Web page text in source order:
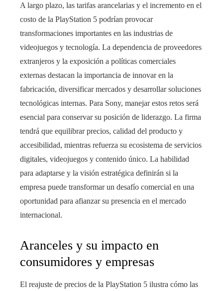
A largo plazo, las tarifas arancelarias y el incremento en el
costo de la PlayStation 5 podrían provocar
transformaciones importantes en las industrias de
videojuegos y tecnología. La dependencia de proveedores
extranjeros y la exposición a políticas comerciales
externas destacan la importancia de innovar en la
fabricación, diversificar mercados y desarrollar soluciones
tecnológicas internas. Para Sony, manejar estos retos será
esencial para conservar su posición de liderazgo. La firma
tendrá que equilibrar precios, calidad del producto y
accesibilidad, mientras refuerza su ecosistema de servicios
digitales, videojuegos y contenido único. La habilidad
para adaptarse y la visión estratégica definirán si la
empresa puede transformar un desafío comercial en una
oportunidad para afianzar su presencia en el mercado
internacional.
Aranceles y su impacto en
consumidores y empresas
El reajuste de precios de la PlayStation 5 ilustra cómo las